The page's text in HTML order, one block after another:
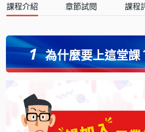
課程介紹 章節試閱 課程
1 為什麼要上這堂課